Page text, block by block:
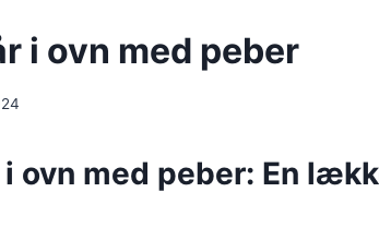
i ovn med peber
ovn med peber: En